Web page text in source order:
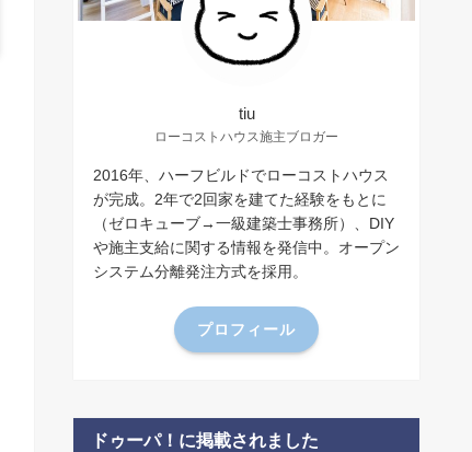
tiu
ローコストハウス施主ブロガー
2016年、ハーフビルドでローコストハウス
が完成。2年で2回家を建てた経験をもとに
（ゼロキューブ→一級建築士事務所）、DIY
や施主支給に関する情報を発信中。オープン
システム分離発注方式を採用。
プロフィール
ドゥーパ！に掲載されました